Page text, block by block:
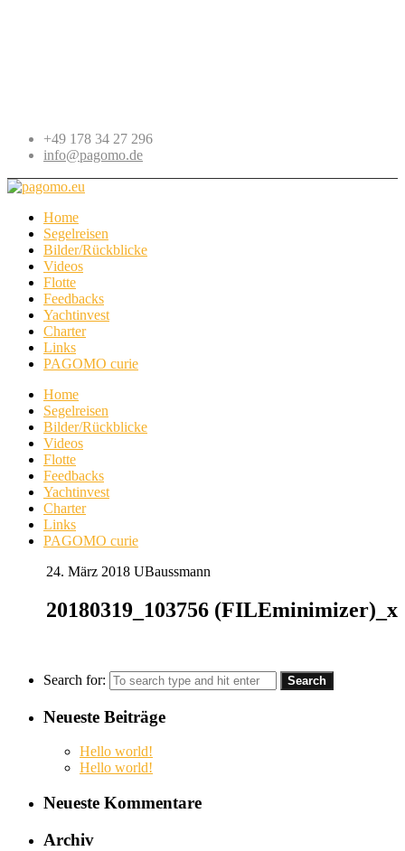
+49 178 34 27 296
info@pagomo.de
Home
Segelreisen
Bilder/Rückblicke
Videos
Flotte
Feedbacks
Yachtinvest
Charter
Links
PAGOMO curie
Home
Segelreisen
Bilder/Rückblicke
Videos
Flotte
Feedbacks
Yachtinvest
Charter
Links
PAGOMO curie
24. März 2018 UBaussmann
20180319_103756 (FILEminimizer)_x
Search for:
Neueste Beiträge
Hello world!
Hello world!
Neueste Kommentare
Archiv